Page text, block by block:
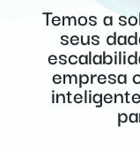
Temos a
seus
empresa